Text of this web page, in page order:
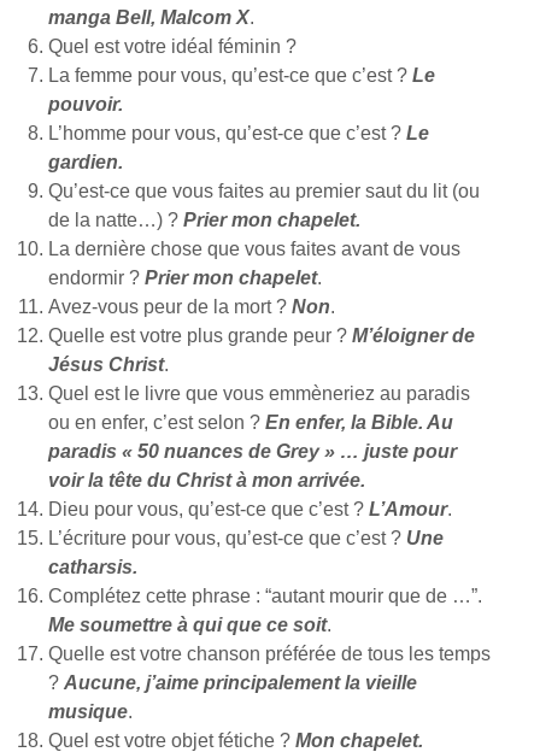
manga Bell, Malcom X.
Quel est votre idéal féminin ?
La femme pour vous, qu’est-ce que c’est ? Le
pouvoir.
L’homme pour vous, qu’est-ce que c’est ? Le
gardien.
Qu’est-ce que vous faites au premier saut du lit (ou
de la natte…) ? Prier mon chapelet.
La dernière chose que vous faites avant de vous
endormir ? Prier mon chapelet.
Avez-vous peur de la mort ? Non.
Quelle est votre plus grande peur ? M’éloigner de
Jésus Christ.
Quel est le livre que vous emmèneriez au paradis
ou en enfer, c’est selon ? En enfer, la Bible. Au
paradis « 50 nuances de Grey » … juste pour
voir la tête du Christ à mon arrivée.
Dieu pour vous, qu’est-ce que c’est ? L’Amour.
L’écriture pour vous, qu’est-ce que c’est ? Une
catharsis.
Complétez cette phrase : “autant mourir que de …”.
Me soumettre à qui que ce soit.
Quelle est votre chanson préférée de tous les temps
? Aucune, j’aime principalement la vieille
musique.
Quel est votre objet fétiche ? Mon chapelet.